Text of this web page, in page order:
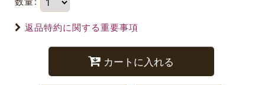
返品特約に関する重要事項
カートに入れる